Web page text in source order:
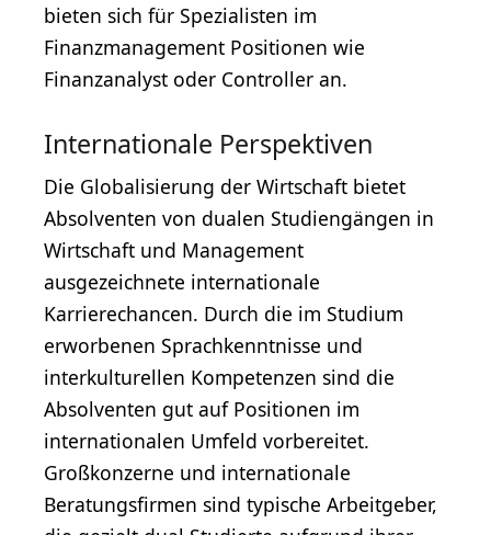
bieten sich für Spezialisten im
Finanzmanagement Positionen wie
Finanzanalyst oder Controller an.
Internationale Perspektiven
Die Globalisierung der Wirtschaft bietet
Absolventen von dualen Studiengängen in
Wirtschaft und Management
ausgezeichnete internationale
Karrierechancen. Durch die im Studium
erworbenen Sprachkenntnisse und
interkulturellen Kompetenzen sind die
Absolventen gut auf Positionen im
internationalen Umfeld vorbereitet.
Großkonzerne und internationale
Beratungsfirmen sind typische Arbeitgeber,